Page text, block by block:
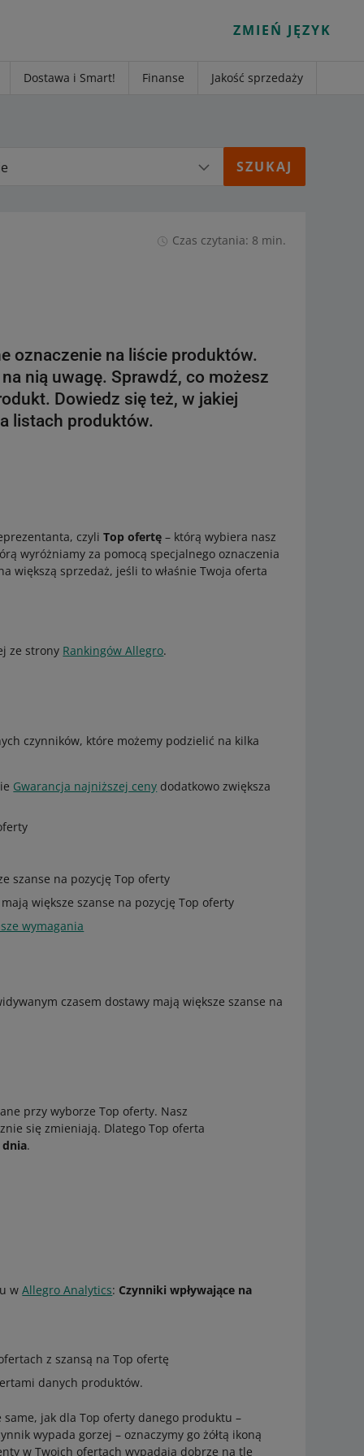
ZMIEŃ JĘZYK
Dostawa i Smart! Finanse Jakość sprzedaży
Czas czytania: 8 min.
oznaczenie na liście produktów.
nią uwagę. Sprawdź, co możesz
Dowiedz się też, w jakiej
listach produktów.
czyliTop ofertę – którą wybiera nasz
wyróżniamy za pomocą specjalnego oznaczenia
większą sprzedaż, jeśli to właśnie Twoja oferta
ze strony Rankingów Allegro.
czynników, które możemy podzielić na kilka
Gwarancja najniższej ceny dodatkowo zwiększa
szanse na pozycję Top oferty
większe szanse na pozycję Top oferty
wymagania
czasem dostawy mają większe szanse na
przy wyborze Top oferty. Nasz
się zmieniają. Dlatego Top oferta
.
wAllegro Analytics: Czynniki wpływające na
z szansą na Top ofertę
danych produktów.
jak dla Top oferty danego produktu –
wypada gorzej – oznaczymy go żółtą ikoną
w Twoich ofertach wypadają dobrze na tle